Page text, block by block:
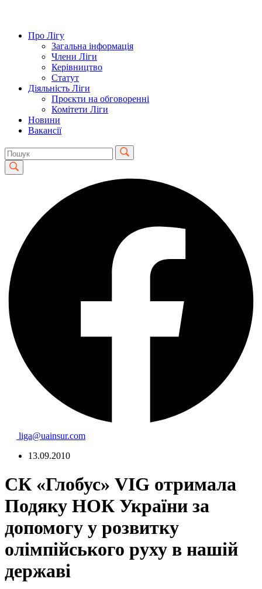
Про Лігу
Загальна інформація
Члени Ліги
Керівництво
Статут
Діяльність Ліги
Проєкти на обговоренні
Комітети Ліги
Новини
Вакансії
liga@uainsur.com
13.09.2010
СК «Глобус» VIG отримала
Подяку НОК України за
допомогу у розвитку
олімпійського руху в нашій
державі